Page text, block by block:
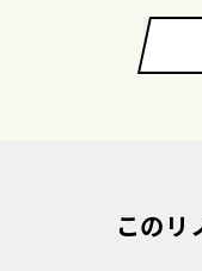
このリ